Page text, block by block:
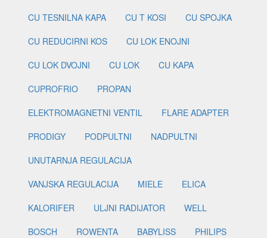
CU TESNILNA KAPA
CU T KOSI
CU SPOJKA
CU REDUCIRNI KOS
CU LOK ENOJNI
CU LOK DVOJNI
CU LOK
CU KAPA
CUPROFRIO
PROPAN
ELEKTROMAGNETNI VENTIL
FLARE ADAPTER
PRODIGY
PODPULTNI
NADPULTNI
UNUTARNJA REGULACIJA
VANJSKA REGULACIJA
MIELE
ELICA
KALORIFER
ULJNI RADIJATOR
WELL
BOSCH
ROWENTA BABYLISS
PHILIPS